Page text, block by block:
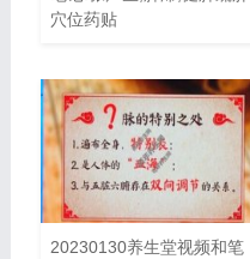
穴位药贴
20230130养生堂视频和笔